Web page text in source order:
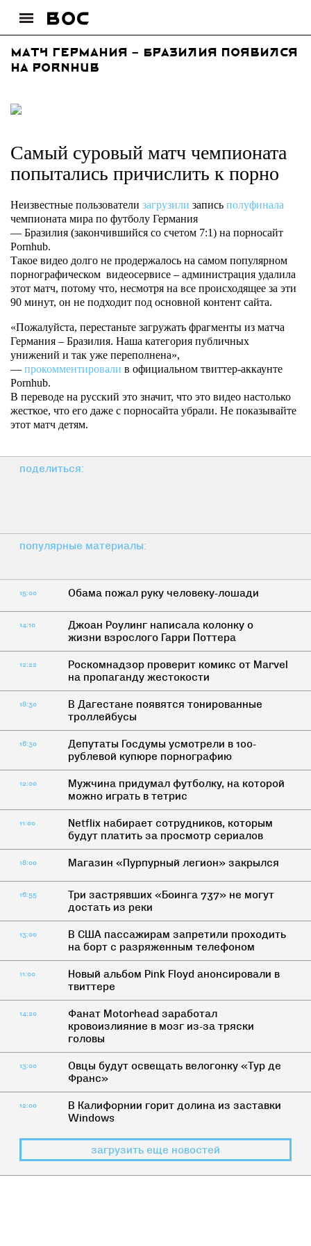
Матч Германия – Бразилия появился
на Pornhub
Самый суровый матч чемпионата
попытались причислить к порно
Неизвестные пользователи загрузили запись полуфинала
чемпионата мира по футболу Германия
— Бразилия (закончившийся со счетом 7:1) на порносайт
Pornhub.
Такое видео долго не продержалось на самом популярном
порнографическом видеосервисе – администрация удалила
этот матч, потому что, несмотря на все происходящее за эти
90 минут, он не подходит под основной контент сайта.
«Пожалуйста, перестаньте загружать фрагменты из матча
Германия – Бразилия. Наша категория публичных
унижений и так уже переполнена»,
— прокомментировали в официальном твиттер-аккаунте
Pornhub.
В переводе на русский это значит, что это видео настолько
жесткое, что его даже с порносайта убрали. Не показывайте
этот матч детям.
поделиться:
популярные материалы:
15:00 Обама пожал руку человеку-лошади
14:10
Джоан Роулинг написала колонку о
жизни взрослого Гарри Поттера
12:22
Роскомнадзор проверит комикс от Marvel
на пропаганду жестокости
18:30
В Дагестане появятся тонированные
троллейбусы
16:30
Депутаты Госдумы усмотрели в 100-
рублевой купюре порнографию
12:00
Мужчина придумал футболку, на которой
можно играть в тетрис
11:00
Netflix набирает сотрудников, которым
будут платить за просмотр сериалов
18:00 Магазин «Пурпурный легион» закрылся
16:55
Три застрявших «Боинга 737» не могут
достать из реки
13:00
В США пассажирам запретили проходить
на борт с разряженным телефоном
11:00
Новый альбом Pink Floyd анонсировали в
твиттере
14:20
Фанат Motorhead заработал
кровоизлияние в мозг из-за тряски
головы
13:00
Овцы будут освещать велогонку «Тур де
Франс»
12:00
В Калифорнии горит долина из заставки
Windows
загрузить еще новостей